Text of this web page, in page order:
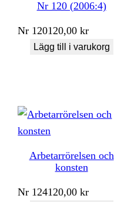
Nr 120 (2006:4)
Nr 120120,00kr
Lägg till i varukorg
Arbetarrörelsen och
konsten
Nr 124120,00kr